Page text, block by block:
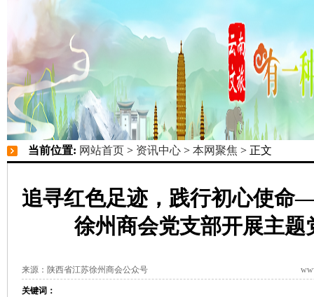
当前位置: 网站首页 > 资讯中心 > 本网聚焦 > 正文
追寻红色足迹，践行初心使
徐州商会党支部开展主题
来源：陕西省江苏徐州商会公众号
关键词：